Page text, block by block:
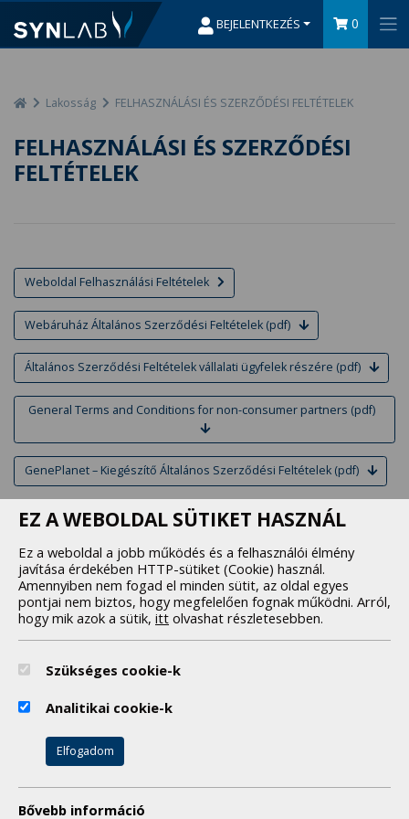
BEJELENTKEZÉS 0
Lakosság FELHASZNÁLÁSI ÉS SZERZŐDÉSI FELTÉTELEK
FELHASZNÁLÁSI ÉS SZERZŐDÉSI
FELTÉTELEK
Weboldal Felhasználási Feltételek
Webáruház Általános Szerződési Feltételek (pdf)
Általános Szerződési Feltételek vállalati ügyfelek részére (pdf)
General Terms and Conditions for non-consumer partners (pdf)
GenePlanet – Kiegészítő Általános Szerződési Feltételek (pdf)
CpxBIOME – Kiegészítő Általános Szerződési Feltételek (pdf)
Sportdiagnosztika Általános Szerződési Feltételek (pdf)
Dietetika Adatkezelési Tájékoztató (pdf)
Cookie tájékoztató (pdf)
Hiteles elektronikus másolat készítési szabályzat (pdf)
ÁSZF
EZ A WEBOLDAL SÜTIKET HASZNÁL
Ez a weboldal a jobb működés és a felhasználói élmény
javítása érdekében HTTP-sütiket (Cookie) használ.
Amennyiben nem fogad el minden sütit, az oldal egyes
pontjai nem biztos, hogy megfelelően fognak működni. Arról,
hogy mik azok a sütik, itt olvashat részletesebben.
Szükséges cookie-k
Analitikai cookie-k
Elfogadom
Bővebb információ